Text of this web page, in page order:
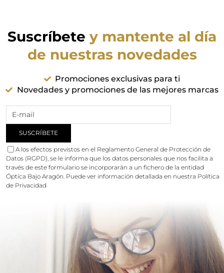
Suscríbete y mantente al día
de nuestras novedades
Promociones exclusivas para ti
Novedades y promociones de las mejores marcas
A los efectos previstos en el Reglamento General de Protección de
Datos (RGPD), se le informa que los datos personales que nos facilita a
través de este formulario se incorporarán a un fichero de la entidad
Óptica Bajo Aragón. Puede ver información detallada en nuestra Política
de Privacidad